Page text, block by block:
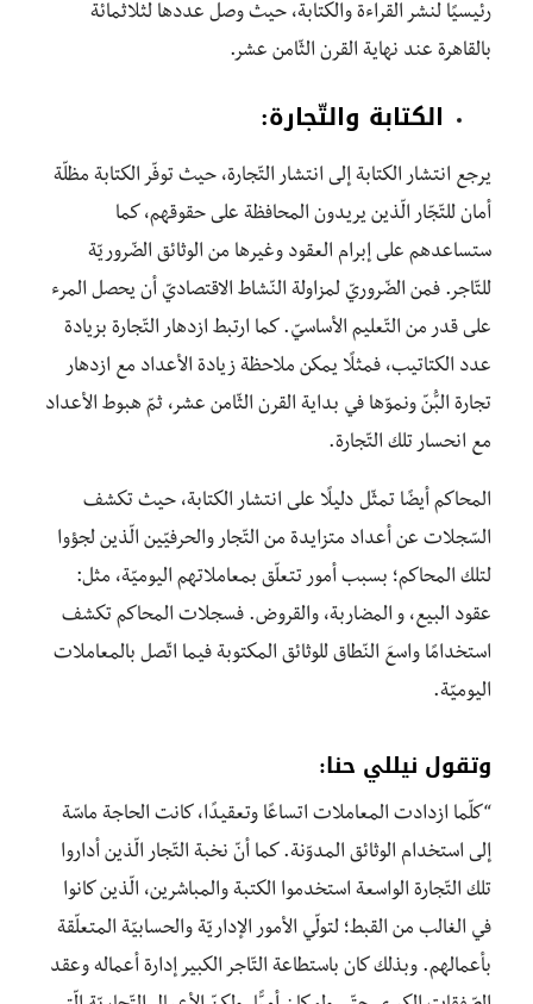
رئيسيًا لنشر القراءة والكتابة، حيث وصل عددها لثلاثمائة
بالقاهرة عند نهاية القرن الثّامن عشر.
الكتابة والتّجارة:
يرجع انتشار الكتابة إلى انتشار التّجارة، حيث توفّر الكتابة مظلّة
أمان للتّجّار الّذين يريدون المحافظة على حقوقهم، كما
ستساعدهم على إبرام العقود وغيرها من الوثائق الضّروريّة
للتّاجر. فمن الضّروريّ لمزاولة النّشاط الاقتصاديّ أن يحصل المرء
على قدر من التّعليم الأساسيّ. كما ارتبط ازدهار التّجارة بزيادة
عدد الكتاتيب، فمثلًا يمكن ملاحظة زيادة الأعداد مع ازدهار
تجارة البُّنّ ونموّها في بداية القرن الثّامن عشر، ثمّ هبوط الأعداد
مع انحسار تلك التّجارة.
المحاكم أيضًا تمثّل دليلًا على انتشار الكتابة، حيث تكشف
السّجلات عن أعداد متزايدة من التّجار والحرفيّين الّذين لجؤوا
لتلك المحاكم؛ بسبب أمور تتعلّق بمعاملاتهم اليوميّة، مثل:
عقود البيع، و المضاربة، والقروض. فسجلات المحاكم تكشف
استخدامًا واسعَ النّطاق للوثائق المكتوبة فيما اتّصل بالمعاملات
اليوميّة.
وتقول نيللي حنا:
“كلّما ازدادت المعاملات اتساعًا وتعقيدًا، كانت الحاجة ماسّة
إلى استخدام الوثائق المدوّنة. كما أنّ نخبة التّجار الّذين أداروا
تلك التّجارة الواسعة استخدموا الكتبة والمباشرين، الّذين كانوا
في الغالب من القبط؛ لتولّي الأمور الإداريّة والحسابيّة المتعلّقة
بأعمالهم. وبذلك كان باستطاعة التّاجر الكبير إدارة أعماله وعقد